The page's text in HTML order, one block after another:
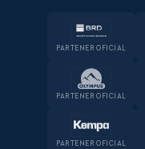
PARTENER OFICIAL
PARTENER OFICIAL
PARTENER OFICIAL